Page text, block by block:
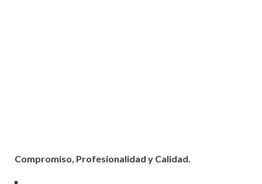
Compromiso, Profesionalidad y Calidad.